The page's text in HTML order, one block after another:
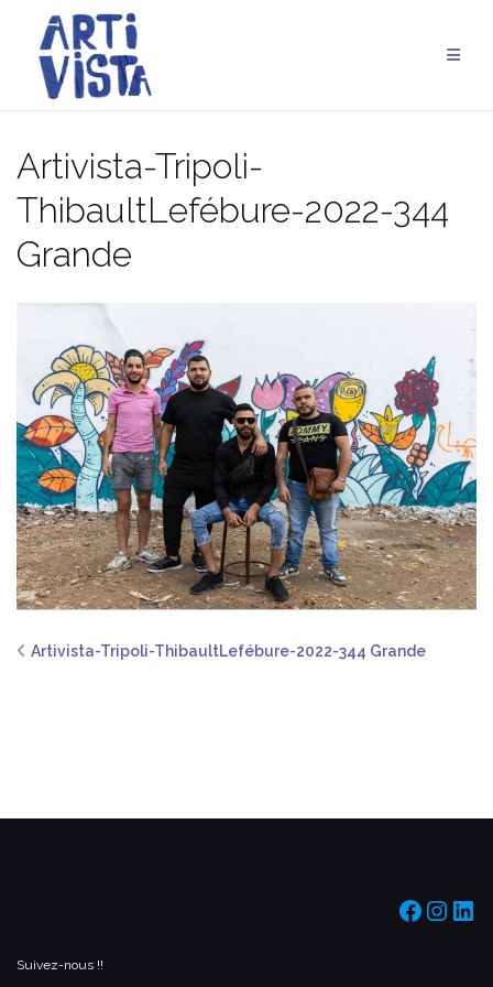
contenu
Artivista-Tripoli-
ThibaultLefébure-2022-344
Grande
Artivista-Tripoli-ThibaultLefébure-2022-344 Grande
Suivez-nous !!